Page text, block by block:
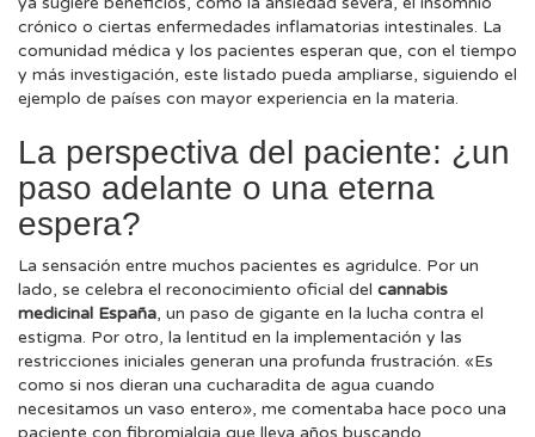
crónico o ciertas enfermedades inflamatorias intestinales. La
comunidad médica y los pacientes esperan que, con el tiempo
y más investigación, este listado pueda ampliarse, siguiendo el
ejemplo de países con mayor experiencia en la materia.
La perspectiva del paciente: ¿un
paso adelante o una eterna
espera?
La sensación entre muchos pacientes es agridulce. Por un
lado, se celebra el reconocimiento oficial del cannabis
medicinal España, un paso de gigante en la lucha contra el
estigma. Por otro, la lentitud en la implementación y las
restricciones iniciales generan una profunda frustración. «Es
como si nos dieran una cucharadita de agua cuando
necesitamos un vaso entero», me comentaba hace poco una
paciente con fibromialgia que lleva años buscando